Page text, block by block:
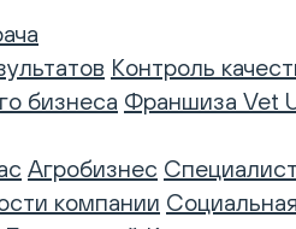
Контроль
бизнеса Франшиза Vet
Агробизнес
компании